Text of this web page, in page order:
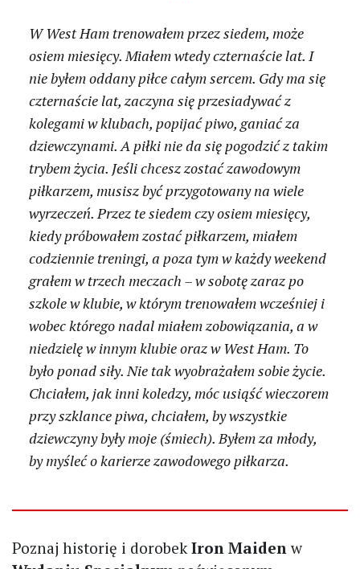
W West Ham trenowałem przez siedem, może
osiem miesięcy. Miałem wtedy czternaście lat. I
nie byłem oddany piłce całym sercem. Gdy ma się
czternaście lat, zaczyna się przesiadywać z
kolegami w klubach, popijać piwo, ganiać za
dziewczynami. A piłki nie da się pogodzić z takim
trybem życia. Jeśli chcesz zostać zawodowym
piłkarzem, musisz być przygotowany na wiele
wyrzeczeń. Przez te siedem czy osiem miesięcy,
kiedy próbowałem zostać piłkarzem, miałem
codziennie treningi, a poza tym w każdy weekend
grałem w trzech meczach – w sobotę zaraz po
szkole w klubie, w którym trenowałem wcześniej i
wobec którego nadal miałem zobowiązania, a w
niedzielę w innym klubie oraz w West Ham. To
było ponad siły. Nie tak wyobrażałem sobie życie.
Chciałem, jak inni koledzy, móc usiąść wieczorem
przy szklance piwa, chciałem, by wszystkie
dziewczyny były moje (śmiech). Byłem za młody,
by myśleć o karierze zawodowego piłkarza.
Poznaj historię i dorobek Iron Maidenw